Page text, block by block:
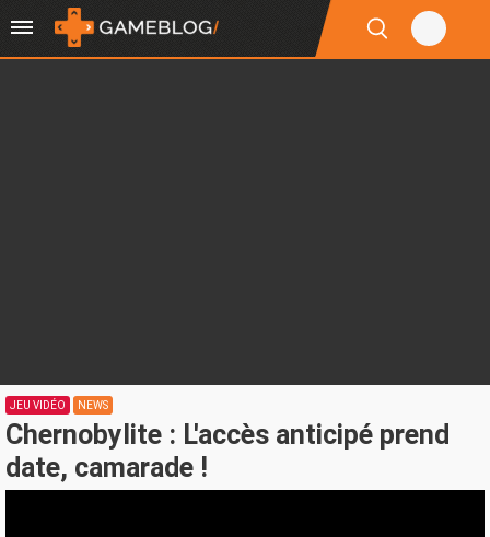
JEU VIDÉO NEWS
Chernobylite : L'accès anticipé prend
date, camarade !